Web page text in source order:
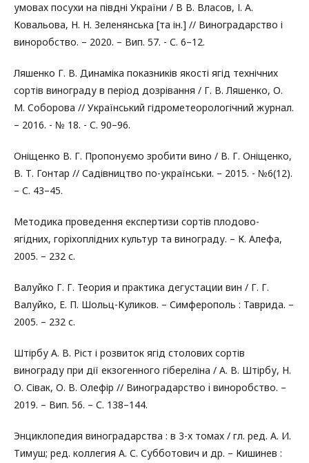
умовах посухи на півдні України / В В. Власов, І. А.
Ковальова, Н. Н. Зеленянська [та ін.] // Виноградарство і
виноробство. – 2020. – Вип. 57. - С. 6–12.
Ляшенко Г. В. Динаміка показників якості ягід технічних
сортів винограду в період дозрівання / Г. В. Ляшенко, О.
М. Cоборова // Український гідрометеорологічний журнал.
– 2016. - № 18. - С. 90–96.
Оніщенко В. Г. Пропонуємо зробити вино / В. Г. Оніщенко,
В. Т. Гонтар // Садівництво по-українськи. – 2015. - №6(12).
– С. 43–45.
Методика проведення експертизи сортів плодово-
ягідних, горіхоплідних культур та винограду. – К. Алефа,
2005. – 232 с.
Валуйко Г. Г. Теория и практика дегустации вин / Г. Г.
Валуйко, Е. П. Шольц-Куликов. – Симферополь : Таврида. –
2005. – 232 с.
Штірбу А. В. Ріст і розвиток ягід столових сортів
винограду при дії екзогенного гібереліна / А. В. Штірбу, Н.
О. Сівак, О. В. Олефір // Виноградарство i виноробство. –
2019. – Вип. 56. – С. 138–144.
Энциклопедия виноградарства : в 3-х томах / гл. ред. А. И.
Тимуш; ред. коллегия А. С. Субботович и др. – Кишинев :